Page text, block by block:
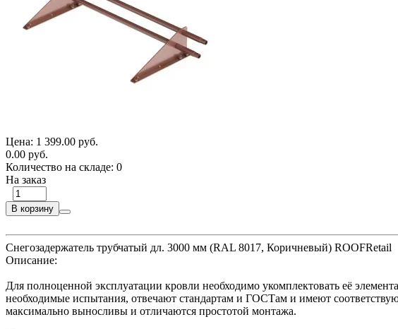
Цена: 1 399.00 руб.
0.00 руб.
Количество на складе: 0
На заказ
В корзину
Снегозадержатель трубчатый дл. 3000 мм (RAL 8017, Коричневый) ROOFRetail
Описание:
Для полноценной эксплуатации кровли необходимо укомплектовать её
необходимые испытания, отвечают стандартам и ГОСТам и имеют
максимально выносливы и отличаются простотой монтажа.